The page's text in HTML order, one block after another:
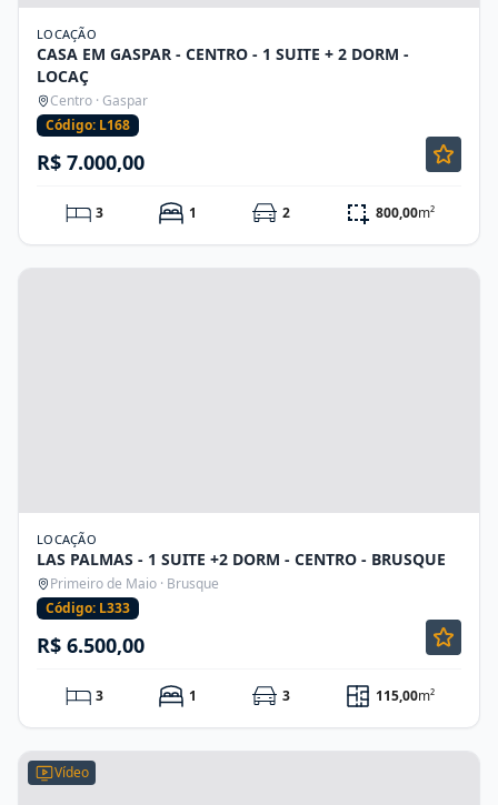
LOCAÇÃO
CASA EM GASPAR - CENTRO - 1 SUITE + 2 DORM -
LOCAÇ
Centro · Gaspar
Código: L168
R$ 7.000,00
3 1 2 800,00m²
LOCAÇÃO
LAS PALMAS - 1 SUITE +2 DORM - CENTRO - BRUSQUE
Primeiro de Maio · Brusque
Código: L333
R$ 6.500,00
3 1 3 115,00m²
Vídeo